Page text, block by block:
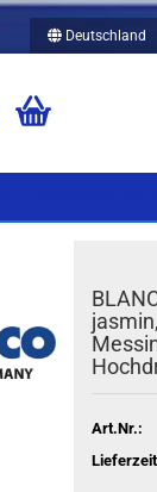
Deutschland
Art.Nr.: